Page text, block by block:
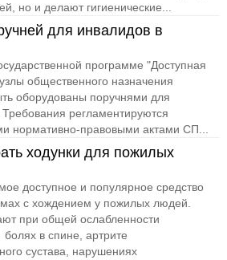
но и делают гигиенические...
для инвалидов в
программе "Доступная
общественного назначения
оборудованы поручнями для
регламентируются
нормативно-правовыми актами СП...
ходунки для пожилых
доступное и популярное средство
с хождением у пожилых людей.
при общей ослабленности
в спине, артрите
сустава, нарушениях